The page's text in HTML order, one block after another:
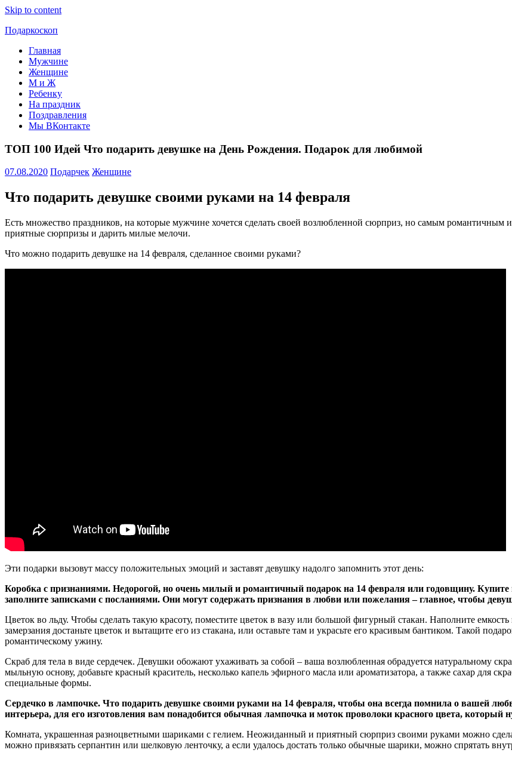
Skip to content
Подаркоскоп
Поможем
выбрать
подарить
Главная
Мужчине
Женщине
М и Ж
Ребенку
На праздник
Поздравления
Мы ВКонтакте
ТОП 100 Идей Что подарить девушке на День Рождения. Подарок для любимой
07.08.2020 Подарчек Женщине
Что подарить девушке своими руками на 14 февраля
Есть множество праздников, на которые мужчине хочется сделать своей возлюбленной сюрприз, но самым романтичным
приятные сюрпризы и дарить милые мелочи.
Что можно подарить девушке на 14 февраля, сделанное своими руками?
Эти подарки вызовут массу положительных эмоций и заставят девушку надолго запомнить этот день:
Коробка с признаниями. Недорогой, но очень милый и романтичный подарок на 14 февраля или годовщину. Купите
заполните записками с посланиями. Они могут содержать признания в любви или пожелания – главное, чтобы
Цветок во льду. Чтобы сделать такую красоту, поместите цветок в вазу или большой фигурный стакан. Наполните
замерзания достаньте цветок и вытащите его из стакана, или оставьте там и украсьте его красивым бантиком. Такой
романтическому ужину.
Скраб для тела в виде сердечек. Девушки обожают ухаживать за собой – ваша возлюбленная обрадуется натуральному
мыльную основу, добавьте красный краситель, несколько капель эфирного масла или ароматизатора, а также сахар для
специальные формы.
Сердечко в лампочке. Что подарить девушке своими руками на 14 февраля, чтобы она всегда помнила о вашей
интерьера, для его изготовления вам понадобится обычная лампочка и моток проволоки красного цвета, который
Комната, украшенная разноцветными шариками с гелием. Неожиданный и приятный сюрприз своими руками можно
можно привязать серпантин или шелковую ленточку, а если удалось достать только обычные шарики, можно спрятать